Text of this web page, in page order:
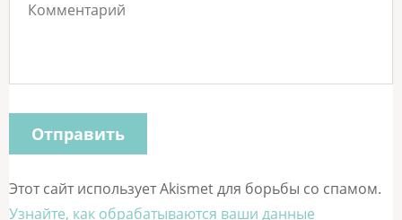
Этот сайт использует Akismet для борьбы со спамом.
Узнайте, как обрабатываются ваши данные